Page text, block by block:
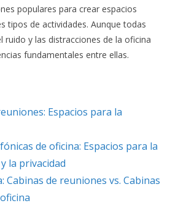
populares para crear espacios
tipos de actividades. Aunque todas
ruido y las distracciones de la oficina
fundamentales entre ellas.
Espacios para la
de oficina: Espacios para la
la privacidad
Cabinas de reuniones vs. Cabinas